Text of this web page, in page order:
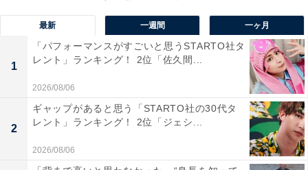
最新 一週間 一ヶ月
1
「パフォーマンスがすごいと思うSTARTO社タ
レント」ランキング！ 2位「佐久間...
2026/08/06
2
ギャップがあると思う「STARTO社の30代タ
レント」ランキング！ 2位「ジェシ...
2026/08/06